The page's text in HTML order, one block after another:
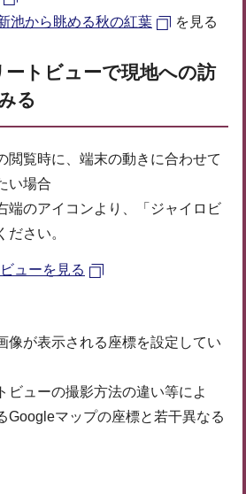
池から眺める秋の紅葉 を見る
トビューで現地への訪
る
閲覧時に、端末の動きに合わせて
い場合
端のアイコンより、「ジャイロビ
ださい。
ューを見る
像が表示される座標を設定してい
ビューの撮影方法の違い等によ
Googleマップの座標と若干異なる